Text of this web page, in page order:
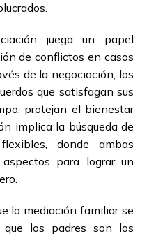
juega un papel
de conflictos en casos
de la negociación, los
que satisfagan sus
protejan el bienestar
implica la búsqueda de
donde ambas
para lograr un
la mediación familiar se
los padres son los